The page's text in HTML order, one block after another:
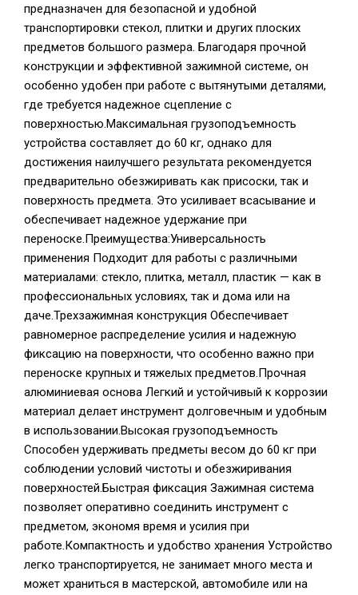
предназначен для безопасной и удобной
транспортировки стекол, плитки и других плоских
предметов большого размера. Благодаря прочной
конструкции и эффективной зажимной системе, он
особенно удобен при работе с вытянутыми деталями,
где требуется надежное сцепление с
поверхностью.Максимальная грузоподъемность
устройства составляет до 60 кг, однако для
достижения наилучшего результата рекомендуется
предварительно обезжиривать как присоски, так и
поверхность предмета. Это усиливает всасывание и
обеспечивает надежное удержание при
переноске.Преимущества:Универсальность
применения Подходит для работы с различными
материалами: стекло, плитка, металл, пластик — как в
профессиональных условиях, так и дома или на
даче.Трехзажимная конструкция Обеспечивает
равномерное распределение усилия и надежную
фиксацию на поверхности, что особенно важно при
переноске крупных и тяжелых предметов.Прочная
алюминиевая основа Легкий и устойчивый к коррозии
материал делает инструмент долговечным и удобным
в использовании.Высокая грузоподъемность
Способен удерживать предметы весом до 60 кг при
соблюдении условий чистоты и обезжиривания
поверхностей.Быстрая фиксация Зажимная система
позволяет оперативно соединить инструмент с
предметом, экономя время и усилия при
работе.Компактность и удобство хранения Устройство
легко транспортируется, не занимает много места и
может храниться в мастерской, автомобиле или на